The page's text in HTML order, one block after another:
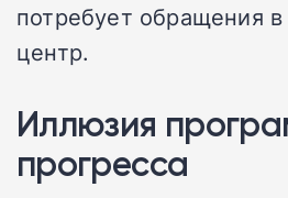
потребует обращения
центр.
Иллюзия
прогресса